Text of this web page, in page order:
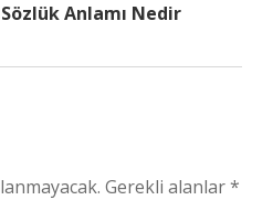
Anlamı Nedir
Gerekli alanlar*